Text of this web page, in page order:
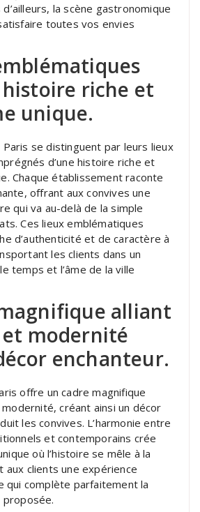
la scène gastronomique
toutes vos envies
histoire riche et
unique.
se distinguent par leurs lieux
d’une histoire riche et
Chaque établissement raconte
offrant aux convives une
qui va au-delà de la simple
Ces lieux emblématiques
d’authenticité et de caractère à
les clients dans un
temps et l’âme de la ville
alliant
modernité
enchanteur.
offre un cadre magnifique
créant ainsi un décor
les convives. L’harmonie entre
et contemporains crée
où l’histoire se mêle à la
clients une expérience
qui complète parfaitement la
proposée.